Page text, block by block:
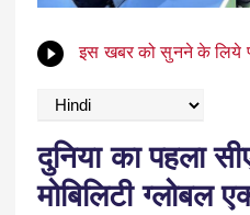
इस खबर को सुनने के लिये
दुनिया का पहला
मोबिलिटी ग्लोबल